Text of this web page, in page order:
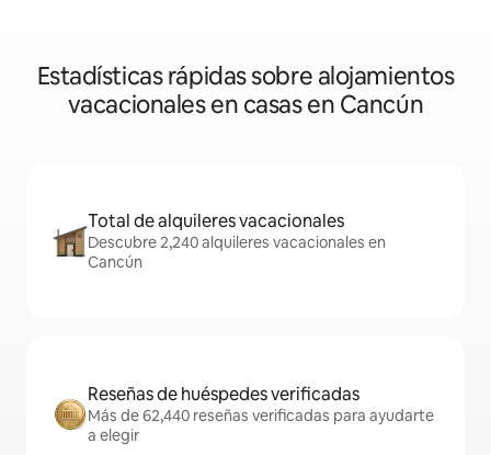
Estadísticas rápidas sobre alojamientos
vacacionales en casas en Cancún
Total de alquileres vacacionales
Descubre 2,240 alquileres vacacionales en
Cancún
Reseñas de huéspedes verificadas
Más de 62,440 reseñas verificadas para ayudarte
a elegir